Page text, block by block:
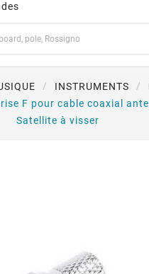
INSTRUMENTS
F pour cable coaxial
Satellite à visser